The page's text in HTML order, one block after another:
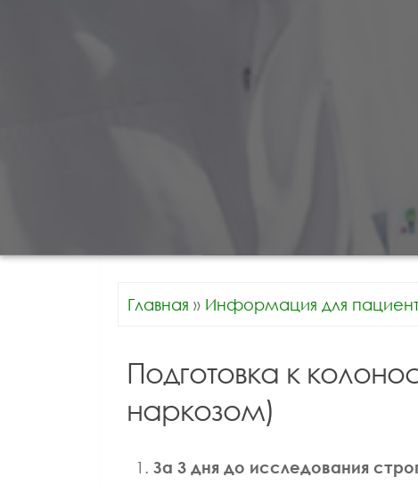
Главная » Информация для
Подготовка к
наркозом)
За 3 дня до исследования